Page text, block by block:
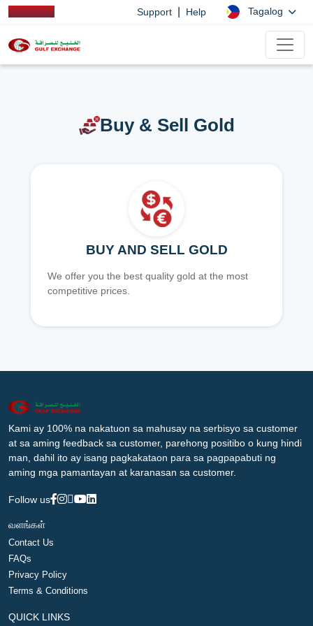
Support Help Tagalog
Buy & Sell Gold
BUY AND SELL GOLD
We offer you the best quality gold at the most
competitive prices.
Kami ay 100% na nakatuon sa mahusay na serbisyo sa customer
at sa aming feedback sa customer, parehong positibo o kung hindi
man, dahil ito ay isang pagkakataon para sa pagpapabuti ng
aming mga pamantayan at karanasan sa customer.
Follow us
வளங்கள்
Contact Us
FAQs
Privacy Policy
Terms & Conditions
QUICK LINKS